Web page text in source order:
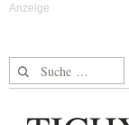
Suche nach: